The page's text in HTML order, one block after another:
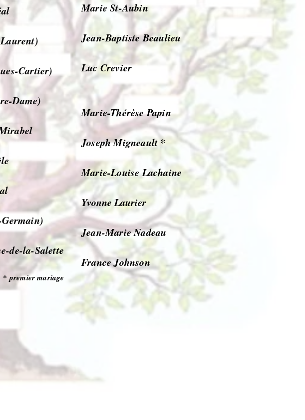
Cartier)
Dame)
de-la-Salette
Marie St-Aubin
Jean-Baptiste Beaulieu
Luc Crevier
Marie-Thérèse Papin
Joseph Migneault *
Marie-Louise Lachaine
Yvonne Laurier
Jean-Marie Nadeau
France Johnson